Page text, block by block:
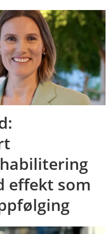
effekt som